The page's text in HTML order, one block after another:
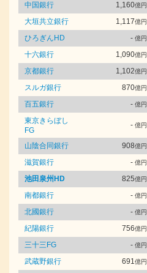
中国銀行
1,160億円
大垣共立銀行
1,117億円
ひろぎんHD
- 億円
十六銀行
1,090億円
京都銀行
1,102億円
スルガ銀行
870億円
百五銀行
- 億円
東京きらぼし
FG
- 億円
山陰合同銀行 908億円
滋賀銀行
- 億円
池田泉州HD
825億円
南都銀行
- 億円
北國銀行
- 億円
紀陽銀行
756億円
三十三FG
- 億円
武蔵野銀行
691億円